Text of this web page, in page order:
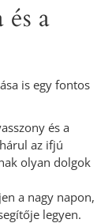
a
is egy fontos
és a
az ifjú
olyan dolgok
a nagy napon,
legyen.